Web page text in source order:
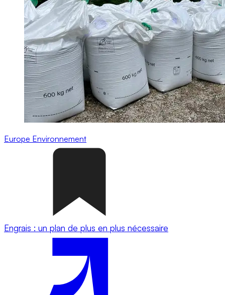
Europe Environnement
Engrais : un plan de plus en plus nécessaire